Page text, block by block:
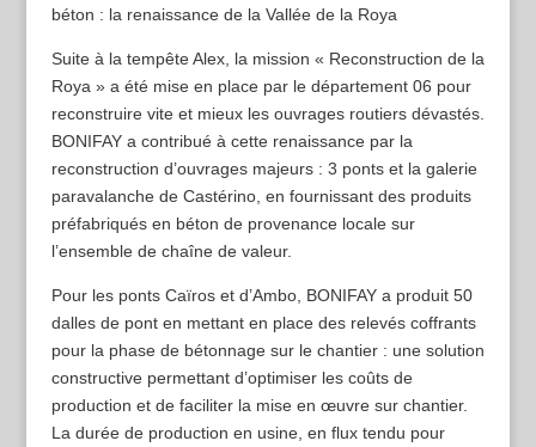
béton : la renaissance de la Vallée de la Roya
Suite à la tempête Alex, la mission « Reconstruction de la
Roya » a été mise en place par le département 06 pour
reconstruire vite et mieux les ouvrages routiers dévastés.
BONIFAY a contribué à cette renaissance par la
reconstruction d’ouvrages majeurs : 3 ponts et la galerie
paravalanche de Castérino, en fournissant des produits
préfabriqués en béton de provenance locale sur
l’ensemble de chaîne de valeur.
Pour les ponts Caïros et d’Ambo, BONIFAY a produit 50
dalles de pont en mettant en place des relevés coffrants
pour la phase de bétonnage sur le chantier : une solution
constructive permettant d’optimiser les coûts de
production et de faciliter la mise en œuvre sur chantier.
La durée de production en usine, en flux tendu pour